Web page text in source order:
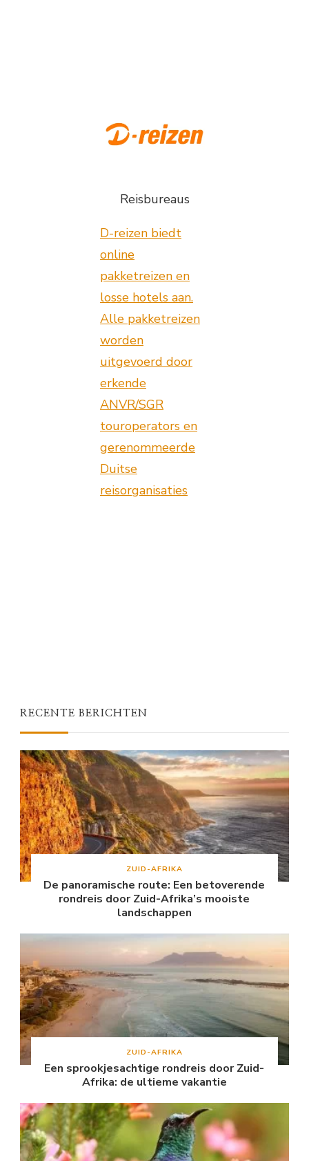
Reisbureaus
D-reizen biedt
online
pakketreizen en
losse hotels aan.
Alle pakketreizen
worden
uitgevoerd door
erkende
ANVR/SGR
touroperators en
gerenommeerde
Duitse
reisorganisaties
RECENTE BERICHTEN
ZUID-AFRIKA
De panoramische route: Een betoverende
rondreis door Zuid-Afrika’s mooiste
landschappen
ZUID-AFRIKA
Een sprookjesachtige rondreis door Zuid-
Afrika: de ultieme vakantie